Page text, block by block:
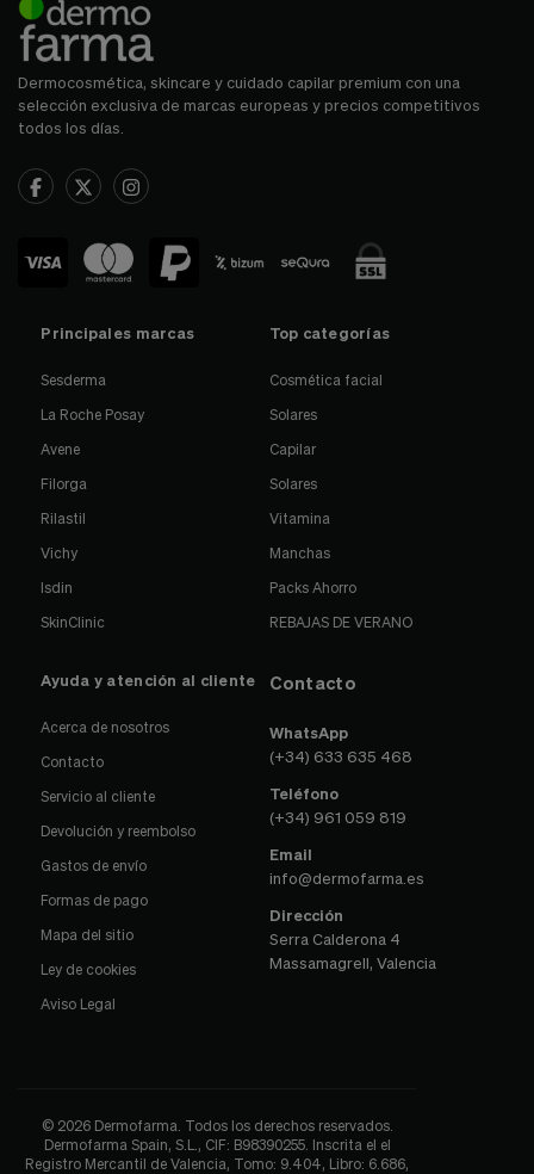
Dermocosmética, skincare y cuidado capilar premium con una
selección exclusiva de marcas europeas y precios competitivos
todos los días.
Principales marcas
Sesderma
La Roche Posay
Avene
Filorga
Rilastil
Vichy
Isdin
SkinClinic
Top categorías
Cosmética facial
Solares
Capilar
Solares
Vitamina
Manchas
Packs Ahorro
REBAJAS DE VERANO
Ayuda y atención al cliente
Acerca de nosotros
Contacto
Servicio al cliente
Devolución y reembolso
Gastos de envío
Formas de pago
Mapa del sitio
Ley de cookies
Aviso Legal
Contacto
WhatsApp
(+34) 633 635 468
Teléfono
(+34) 961 059 819
Email
info@dermofarma.es
Dirección
Serra Calderona 4
Massamagrell, Valencia
© 2026 Dermofarma. Todos los derechos reservados.
Dermofarma Spain, S.L., CIF: B98390255. Inscrita el el
Registro Mercantil de Valencia, Tomo: 9.404, Libro: 6.686,